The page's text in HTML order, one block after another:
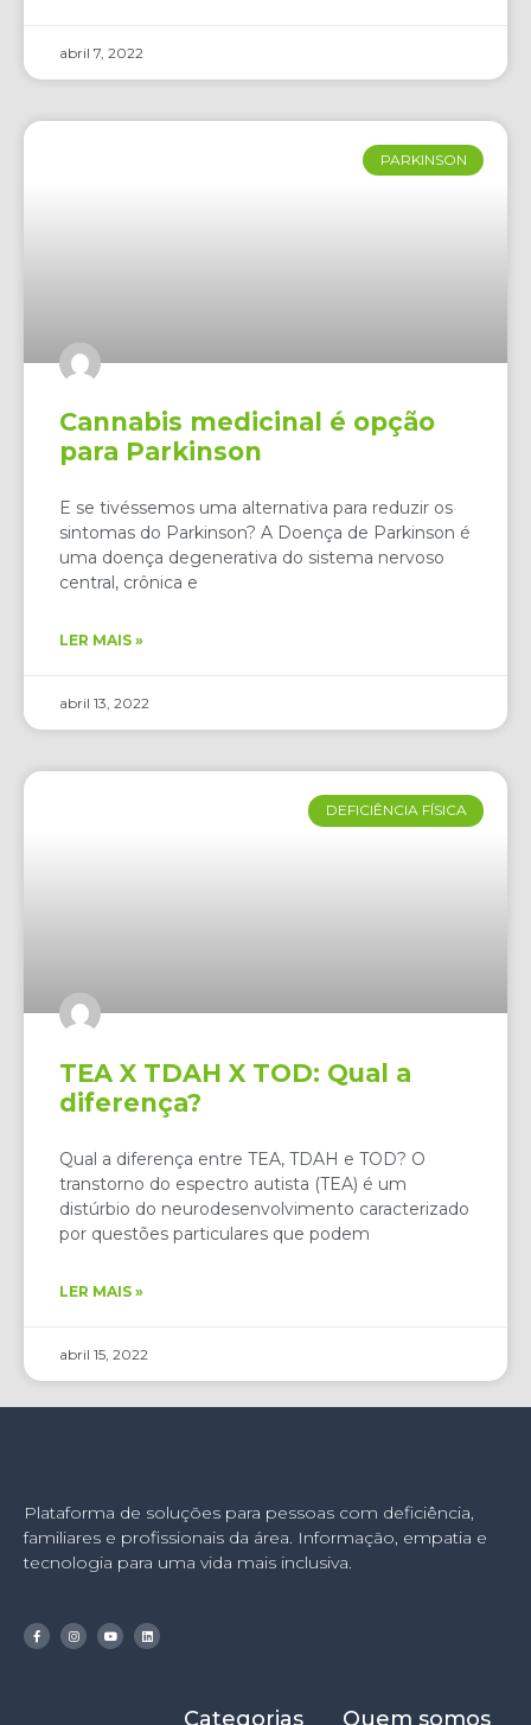
abril 7, 2022
PARKINSON
Cannabis medicinal é opção
para Parkinson
E se tivéssemos uma alternativa para reduzir os
sintomas do Parkinson? A Doença de Parkinson é
uma doença degenerativa do sistema nervoso
central, crônica e
LER MAIS »
abril 13, 2022
DEFICIÊNCIA FÍSICA
TEA X TDAH X TOD: Qual a
diferença?
Qual a diferença entre TEA, TDAH e TOD? O
transtorno do espectro autista (TEA) é um
distúrbio do neurodesenvolvimento caracterizado
por questões particulares que podem
LER MAIS »
abril 15, 2022
Plataforma de soluções para pessoas com deficiência,
familiares e profissionais da área. Informação, empatia e
tecnologia para uma vida mais inclusiva.
Categorias Quem somos